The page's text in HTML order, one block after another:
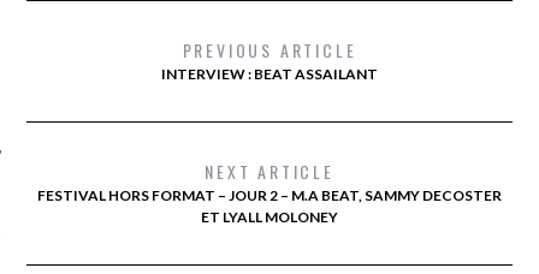
PREVIOUS ARTICLE
NEXT ARTICLE
FESTIVAL HORS FORMAT – JOUR 2 – M.A BEAT, SAMMY DECOSTER
ET LYALL MOLONEY